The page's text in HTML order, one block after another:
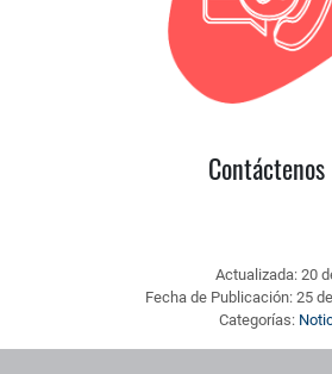
Contáctenos
Actualizada: 20
Fecha de Publicación: 25
Categorías: